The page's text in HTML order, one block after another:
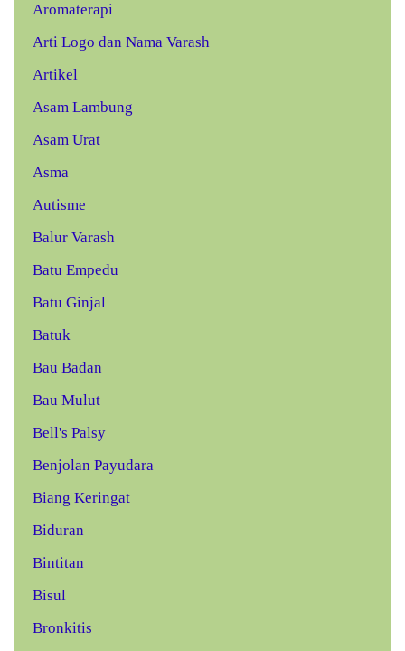
Aromaterapi
Arti Logo dan Nama Varash
Artikel
Asam Lambung
Asam Urat
Asma
Autisme
Balur Varash
Batu Empedu
Batu Ginjal
Batuk
Bau Badan
Bau Mulut
Bell's Palsy
Benjolan Payudara
Biang Keringat
Biduran
Bintitan
Bisul
Bronkitis